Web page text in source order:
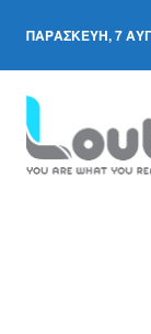
ΠΑΡΑΣΚΕΥΉ, 7